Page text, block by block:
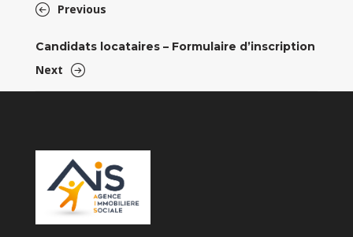
Previous
Candidats locataires – Formulaire d’inscription
Next